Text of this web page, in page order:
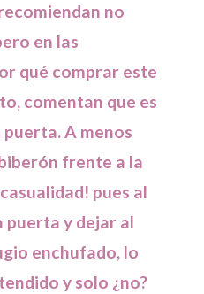
no
en las
qué comprar este
comentan que es
A menos
frente a la
pues al
y dejar al
enchufado, lo
y solo ¿no?